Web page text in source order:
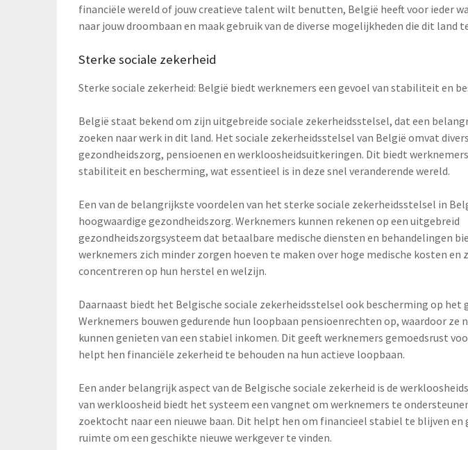
financiële wereld of jouw creatieve talent wilt benutten, België heeft voor ieder
naar jouw droombaan en maak gebruik van de diverse mogelijkheden die dit land
Sterke sociale zekerheid
Sterke sociale zekerheid: België biedt werknemers een gevoel van stabiliteit en
België staat bekend om zijn uitgebreide sociale zekerheidsstelsel, dat een
zoeken naar werk in dit land. Het sociale zekerheidsstelsel van België omvat
gezondheidszorg, pensioenen en werkloosheidsuitkeringen. Dit biedt
stabiliteit en bescherming, wat essentieel is in deze snel veranderende wereld.
Een van de belangrijkste voordelen van het sterke sociale zekerheidsstelsel in
hoogwaardige gezondheidszorg. Werknemers kunnen rekenen op een uitgebreid
gezondheidszorgsysteem dat betaalbare medische diensten en behandelingen
werknemers zich minder zorgen hoeven te maken over hoge medische kosten en
concentreren op hun herstel en welzijn.
Daarnaast biedt het Belgische sociale zekerheidsstelsel ook bescherming op het
Werknemers bouwen gedurende hun loopbaan pensioenrechten op, waardoor ze
kunnen genieten van een stabiel inkomen. Dit geeft werknemers gemoedsrust
helpt hen financiële zekerheid te behouden na hun actieve loopbaan.
Een ander belangrijk aspect van de Belgische sociale zekerheid is de
van werkloosheid biedt het systeem een vangnet om werknemers te
zoektocht naar een nieuwe baan. Dit helpt hen om financieel stabiel te blijven en
ruimte om een geschikte nieuwe werkgever te vinden.